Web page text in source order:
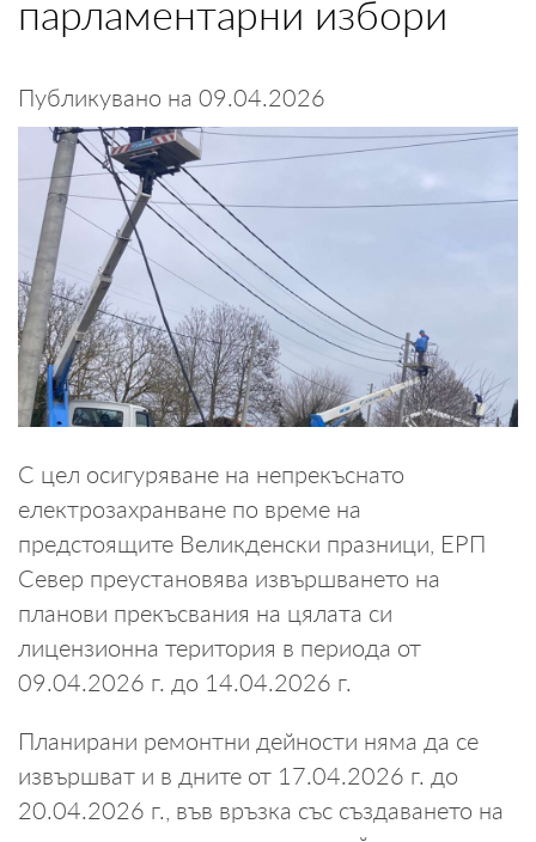
парламентарни избори
Публикувано на 09.04.2026
С цел осигуряване на непрекъснато
електрозахранване по време на
предстоящите Великденски празници, ЕРП
Север преустановява извършването на
планови прекъсвания на цялата си
лицензионна територия в периода от
09.04.2026 г. до 14.04.2026 г.
Планирани ремонтни дейности няма да се
извършват и в дните от 17.04.2026 г. до
20.04.2026 г., във връзка със създаването на